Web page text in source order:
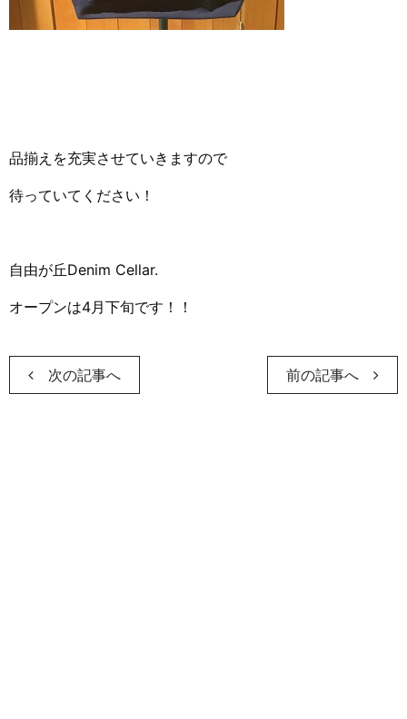
品揃えを充実させていきますので
待っていてください！
自由が丘Denim Cellar.
オープンは4月下旬です！！
次の記事へ 前の記事へ